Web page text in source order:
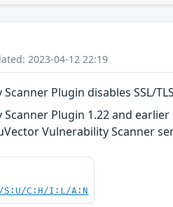
2023-04-12 22:19
Plugin disables SSL/
Plugin 1.22 and
Vulnerability Scanner
S:U/C:H/I:L/A:N